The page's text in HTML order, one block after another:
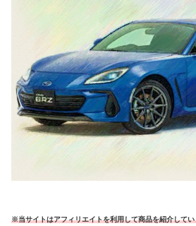
※当サイトはアフィリエイトを利用して商品を紹介してい